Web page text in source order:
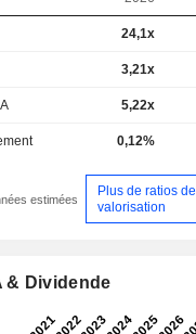
24,1x
3,21x
5,22x
0,12%
estimées
Plus de ratios de
valorisation
& Dividende